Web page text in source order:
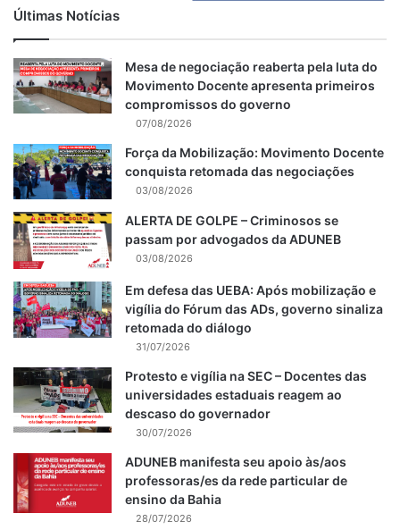
Últimas Notícias
Mesa de negociação reaberta pela luta do
Movimento Docente apresenta primeiros
compromissos do governo
07/08/2026
Força da Mobilização: Movimento Docente
conquista retomada das negociações
03/08/2026
ALERTA DE GOLPE – Criminosos se
passam por advogados da ADUNEB
03/08/2026
Em defesa das UEBA: Após mobilização e
vigília do Fórum das ADs, governo sinaliza
retomada do diálogo
31/07/2026
Protesto e vigília na SEC – Docentes das
universidades estaduais reagem ao
descaso do governador
30/07/2026
ADUNEB manifesta seu apoio às/aos
professoras/es da rede particular de
ensino da Bahia
28/07/2026